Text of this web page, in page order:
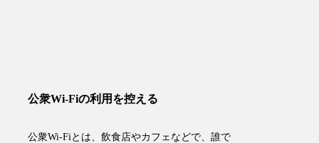
公衆Wi-Fiの利用を控える
公衆Wi-Fiとは、飲食店やカフェなどで、誰で